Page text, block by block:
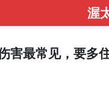
渥
害最常见，要多